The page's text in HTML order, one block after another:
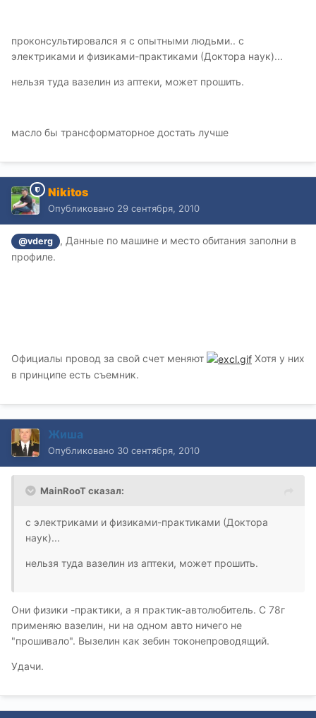
проконсультировался я с опытными людьми.. с
электриками и физиками-практиками (Доктора наук)...
нельзя туда вазелин из аптеки, может прошить.
масло бы трансформаторное достать лучше
Nikitos
Опубликовано 29 сентября, 2010
@vderg
, Данные по машине и место обитания заполни в
профиле.
Официалы провод за свой счет меняют
Хотя у них
в принципе есть съемник.
Жиша
Опубликовано 30 сентября, 2010
MainRooT сказал:
с электриками и физиками-практиками (Доктора
наук)...
нельзя туда вазелин из аптеки, может прошить.
Они физики -практики, а я практик-автолюбитель. С 78г
применяю вазелин, ни на одном авто ничего не
"прошивало". Вызелин как зебин токонепроводящий.
Удачи.